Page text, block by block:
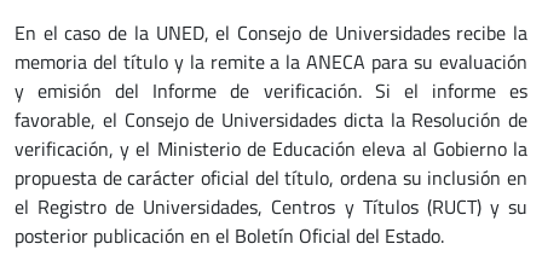
En el caso de la UNED, el Consejo de Universidades recibe la
memoria del título y la remite a la ANECA para su evaluación
y emisión del Informe de verificación. Si el informe es
favorable, el Consejo de Universidades dicta la Resolución de
verificación, y el Ministerio de Educación eleva al Gobierno la
propuesta de carácter oficial del título, ordena su inclusión en
el Registro de Universidades, Centros y Títulos (RUCT) y su
posterior publicación en el Boletín Oficial del Estado.